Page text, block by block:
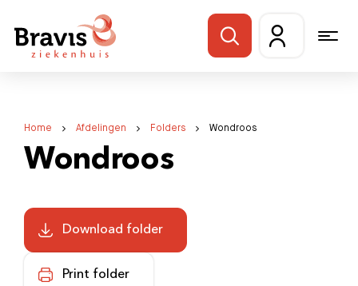
Home Afdelingen Folders Wondroos
Wondroos
Download folder
Print folder